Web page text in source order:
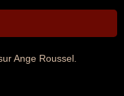
Ange Roussel.